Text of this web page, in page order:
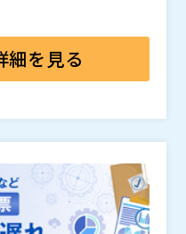
場合、Zoomは最新版
いいたします。 ※最
については固くお断り
報保護方針をご確認くだ
取扱商品／サービス／
を目的として、本イベン
をよく知る営業がSi
は将来的に追加、削除さ
田はこれまでに、Rev
）やAIエージェントの
とどまらず、「データ
像を多角的に紐解きま
だけでなく、ビジネス
ため、幅広い層の方々
ビジネス変革にご関心
視点でのインパクトを
を活用したDX戦略の立
データクラウドとAIを軸
れている方。 ・最新の
を知りたい、特にSnow
）12:00〜13:00（11:
催形式：Zoomウェビ
細を見る